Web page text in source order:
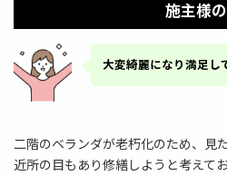
施主様
大変綺麗になり満足し
二階のベランダが老朽化のため、見
近所の目もあり修繕しようと考えてお